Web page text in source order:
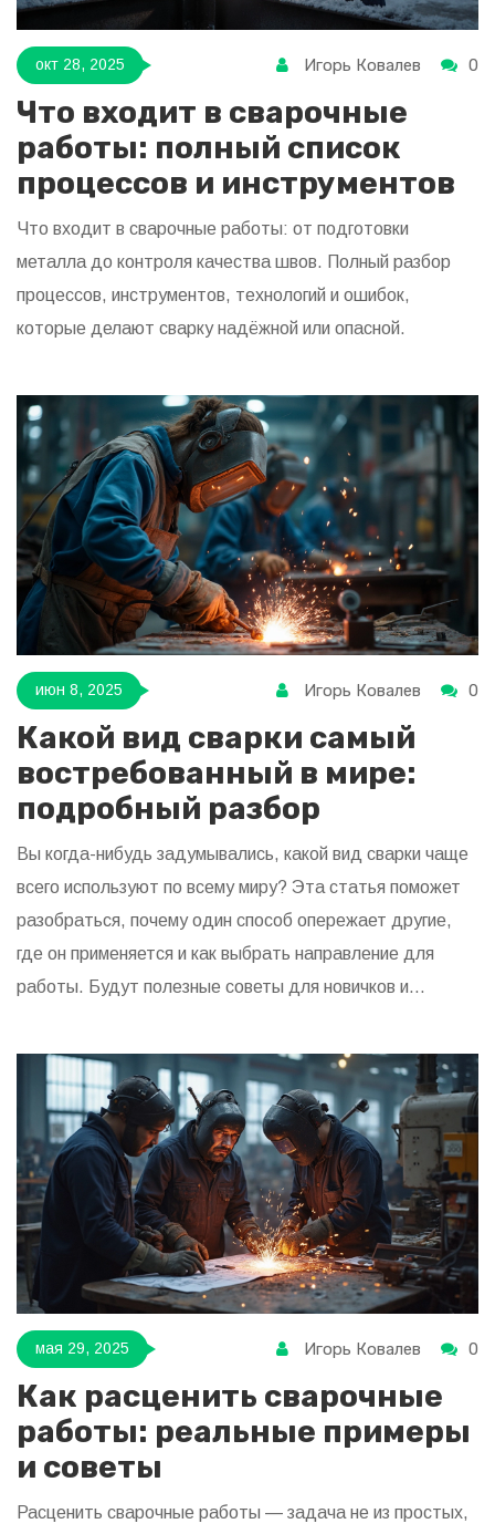
окт 28, 2025 Игорь Ковалев 0
Что входит в сварочные
работы: полный список
процессов и инструментов
Что входит в сварочные работы: от подготовки
металла до контроля качества швов. Полный разбор
процессов, инструментов, технологий и ошибок,
которые делают сварку надёжной или опасной.
июн 8, 2025 Игорь Ковалев 0
Какой вид сварки самый
востребованный в мире:
подробный разбор
Вы когда-нибудь задумывались, какой вид сварки чаще
всего используют по всему миру? Эта статья поможет
разобраться, почему один способ опережает другие,
где он применяется и как выбрать направление для
работы. Будут полезные советы для новичков и
сложных терминов.
мая 29, 2025 Игорь Ковалев 0
Как расценить сварочные
работы: реальные примеры
и советы
Расценить сварочные работы — задача не из простых,